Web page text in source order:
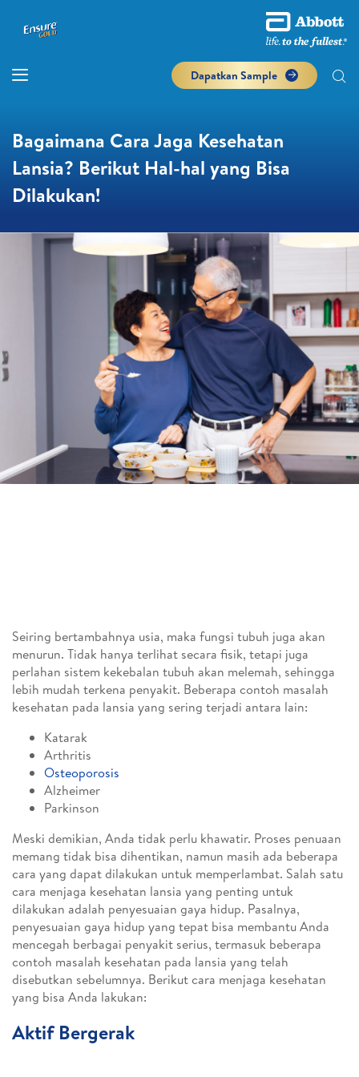
Dapatkan Sample
Bagaimana Cara Jaga Kesehatan
Lansia? Berikut Hal-hal yang Bisa
Dilakukan!
Seiring bertambahnya usia, maka fungsi tubuh juga akan
menurun. Tidak hanya terlihat secara fisik, tetapi juga
perlahan sistem kekebalan tubuh akan melemah, sehingga
lebih mudah terkena penyakit. Beberapa contoh masalah
kesehatan pada lansia yang sering terjadi antara lain:
Katarak
Arthritis
Osteoporosis
Alzheimer
Parkinson
Meski demikian, Anda tidak perlu khawatir. Proses penuaan
memang tidak bisa dihentikan, namun masih ada beberapa
cara yang dapat dilakukan untuk memperlambat. Salah satu
cara menjaga kesehatan lansia yang penting untuk
dilakukan adalah penyesuaian gaya hidup. Pasalnya,
penyesuaian gaya hidup yang tepat bisa membantu Anda
mencegah berbagai penyakit serius, termasuk beberapa
contoh masalah kesehatan pada lansia yang telah
disebutkan sebelumnya. Berikut cara menjaga kesehatan
yang bisa Anda lakukan:
Aktif Bergerak